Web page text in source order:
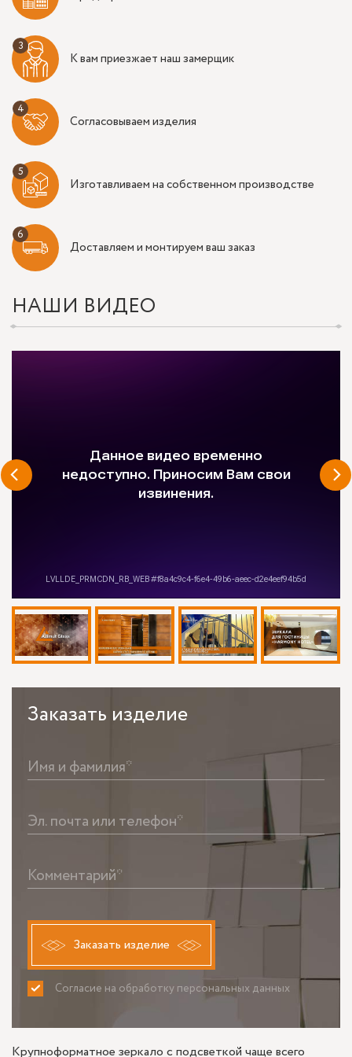
К вам приезжает наш замерщик
Согласовываем изделия
Изготавливаем на собственном производстве
Доставляем и монтируем ваш заказ
НАШИ ВИДЕО
Заказать изделие
Имя и фамилия*
Эл. почта или телефон*
Комментарий*
Заказать изделие
Согласие на обработку персональных данных
ПРИНИМАЮ НЕ ПРИНИМАЮ
Крупноформатное зеркало с подсветкой чаще всего